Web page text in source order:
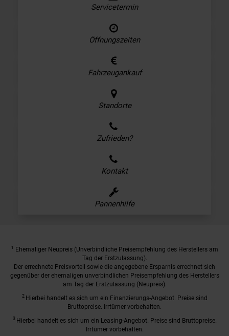
Servicetermin
Öffnungszeiten
Fahrzeugankauf
Standorte
Zufrieden?
Kontakt
Pannenhilfe
1
Ehemaliger Neupreis (Unverbindliche Preisempfehlung des Herstellers am
Tag der Erstzulassung).
Der errechnete Preisvorteil sowie die angegebene Ersparnis errechnet sich
gegenüber der ehemaligen unverbindlichen Preisempfehlung des Herstellers
am Tag der Erstzulassung (Neupreis).
2 Hierbei handelt es sich um ein Finanzierungs-Angebot. Preise sind
Bruttopreise. Irrtümer vorbehalten.
3 Hierbei handelt es sich um ein Leasing-Angebot. Preise sind Bruttopreise.
Irrtümer vorbehalten.